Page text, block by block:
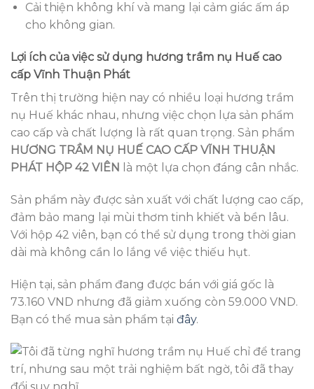
Cải thiện không khí và mang lại cảm giác ấm áp
cho không gian.
Lợi ích của việc sử dụng hương trầm nụ Huế cao
cấp Vĩnh Thuận Phát
Trên thị trường hiện nay có nhiều loại hương trầm
nụ Huế khác nhau, nhưng việc chọn lựa sản phẩm
cao cấp và chất lượng là rất quan trọng. Sản phẩm
HƯƠNG TRẦM NỤ HUẾ CAO CẤP VĨNH THUẬN
PHÁT HỘP 42 VIÊN là một lựa chọn đáng cân nhắc.
Sản phẩm này được sản xuất với chất lượng cao cấp,
đảm bảo mang lại mùi thơm tinh khiết và bền lâu.
Với hộp 42 viên, bạn có thể sử dụng trong thời gian
dài mà không cần lo lắng về việc thiếu hụt.
Hiện tại, sản phẩm đang được bán với giá gốc là
73.160 VND nhưng đã giảm xuống còn 59.000 VND.
Bạn có thể mua sản phẩm tại đây.